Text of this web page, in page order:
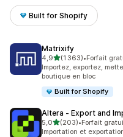
Built for Shopify
Matrixify
4,9étoile(s) sur 5
(1 363)
1363 avis au total
•Forfait
Importez, exportez,
boutique en bloc
Built for Shopify
Altera ‑ Export and
5,0étoile(s) sur 5
(203)
203 avis au total
•Forfait
Importation et